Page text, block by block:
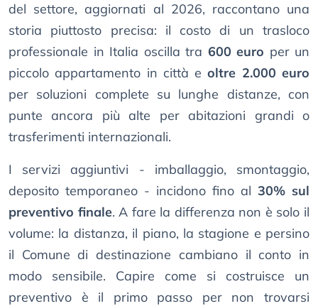
del settore, aggiornati al 2026, raccontano una
storia piuttosto precisa: il costo di un trasloco
professionale in Italia oscilla tra 600 euro per un
piccolo appartamento in città eoltre 2.000 euro
per soluzioni complete su lunghe distanze, con
punte ancora più alte per abitazioni grandi o
trasferimenti internazionali.
I servizi aggiuntivi - imballaggio, smontaggio,
deposito temporaneo - incidono fino al 30% sul
preventivo finale. A fare la differenza non è solo il
volume: la distanza, il piano, la stagione e persino
il Comune di destinazione cambiano il conto in
modo sensibile. Capire come si costruisce un
preventivo è il primo passo per non trovarsi